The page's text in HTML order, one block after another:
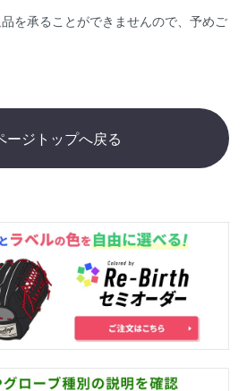
を承ることができませんので、予めご
ージトップへ戻る